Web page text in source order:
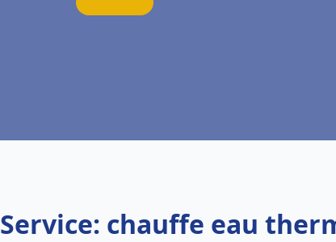
Service: chauffe eau